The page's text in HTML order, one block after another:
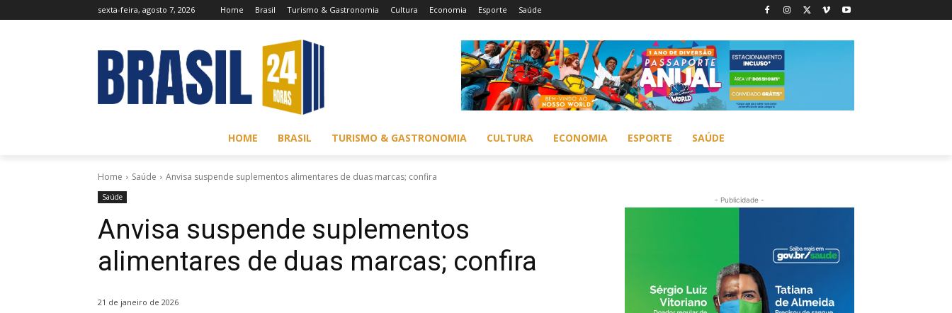
sexta-feira, agosto 7, 2026 Home Brasil Turismo & Gastronomia Cultura Economia Esporte Saúde
HOME BRASIL TURISMO & GASTRONOMIA CULTURA ECONOMIA ESPORTE SAÚDE
Home Saúde Anvisa suspende suplementos alimentares de duas marcas; confira
Saúde
Anvisa suspende suplementos
alimentares de duas marcas; confira
21 de janeiro de 2026
- Publicidade -